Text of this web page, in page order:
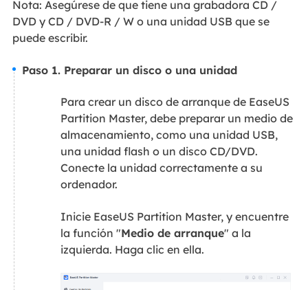
Nota: Asegúrese de que tiene una grabadora CD /
DVD y CD / DVD-R / W o una unidad USB que se
puede escribir.
Paso 1. Preparar un disco o una unidad​
Para crear un disco de arranque de EaseUS
Partition Master, debe preparar un medio de
almacenamiento, como una unidad USB,
una unidad flash o un disco CD/DVD.
Conecte la unidad correctamente a su
ordenador.
Inicie EaseUS Partition Master, y encuentre
la función "Medio de arranque" a la
izquierda. Haga clic en ella.